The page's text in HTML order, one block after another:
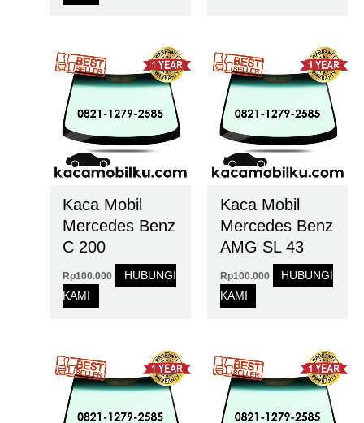
Kaca Mobil
Mercedes Benz
C 200
Rp100.000
HUBUNGI
KAMI
Kaca Mobil
Mercedes Benz
AMG SL 43
Rp100.000
HUBUNGI
KAMI